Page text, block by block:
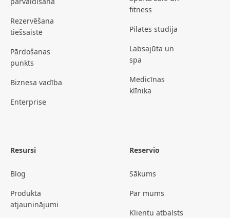
Rezervēšana
tiešsaistē
Pārdošanas
punkts
Biznesa vadība
Enterprise
fitness
Pilates studija
Labsajūta un
spa
Medicīnas
klīnika
Resursi
Blog
Produkta
atjauninājumi
Reservio
Sākums
Par mums
Klientu atbalsts